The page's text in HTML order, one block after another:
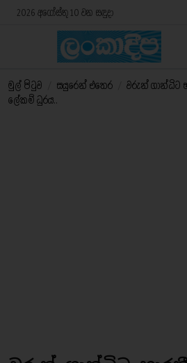
2026 අගෝස්තු 10 වන සඳුදා
මුල් පිටුව සයුරෙන් එතෙර
වරුන් ගාන්ධිට
ලේකම් ධුරය..